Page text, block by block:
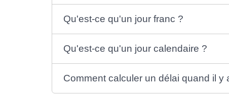
Qu'est-ce qu'un jour franc ?
Qu'est-ce qu'un jour calendaire ?
Comment calculer un délai quand il y